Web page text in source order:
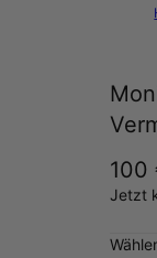
100
Jetzt